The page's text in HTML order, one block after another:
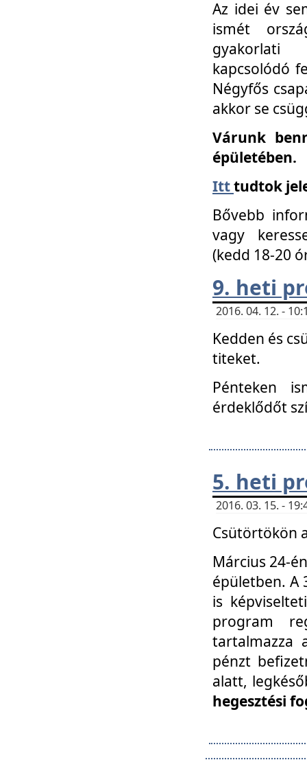
Az idei év
ismét
gyakorlati
kapcsolódó
Négyfős
akkor se
Várunk
épületében.
Itttudtok
Bővebb
vagy
(kedd 18-20
9. heti
2016. 04. 12. -
Kedden és
titeket.
Pénteken
érdeklődőt
5. heti
2016. 03. 15. -
Csütörtökön
Március 24-
épületben. A
is
program
tartalmazza
pénzt
alatt,
hegesztési